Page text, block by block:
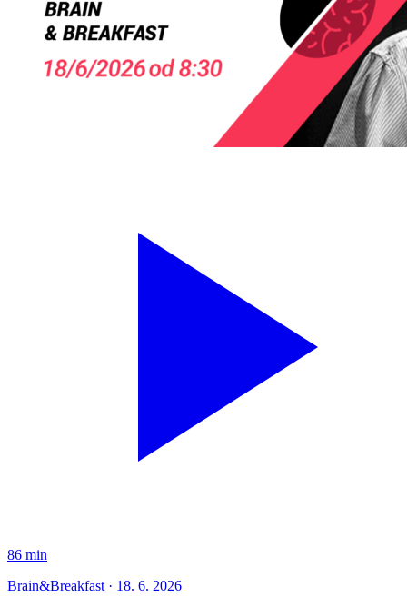
86 min
Brain&Breakfast · 18. 6. 2026